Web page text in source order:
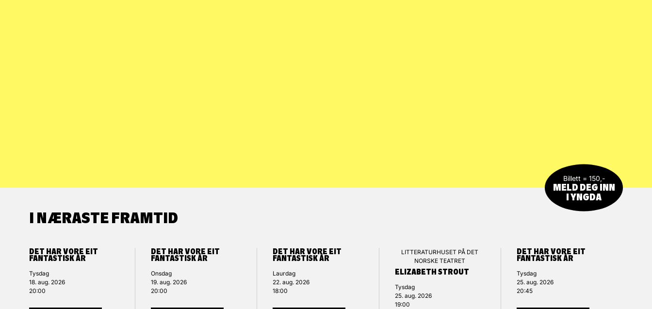
Billett = 150,-
MELD DEG INN
I YNGDA
I NÆRASTE FRAMTID
DET HAR VORE EIT
FANTASTISK ÅR
Tysdag
18. aug. 2026
20:00
DET HAR VORE EIT
FANTASTISK ÅR
Onsdag
19. aug. 2026
20:00
DET HAR VORE EIT
FANTASTISK ÅR
Laurdag
22. aug. 2026
18:00
LITTERATURHUSET PÅ DET
NORSKE TEATRET
ELIZABETH STROUT
Tysdag
25. aug. 2026
19:00
DET HAR VORE EIT
FANTASTISK ÅR
Tysdag
25. aug. 2026
20:45